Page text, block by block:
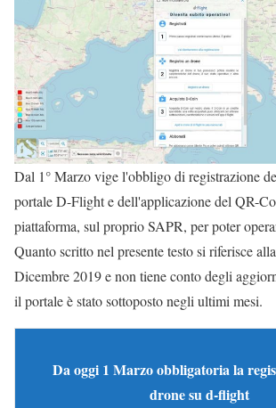
Dal 1° Marzo vige l'obbligo di registrazione
portale D-Flight e dell'applicazione del QR-
piattaforma, sul proprio SAPR, per poter
Quanto scritto nel presente testo si riferisce
Dicembre 2019 e non tiene conto degli
il portale è stato sottoposto negli ultimi mesi.
Da oggi 1 Marzo obbligatoria la
drone su d-flight